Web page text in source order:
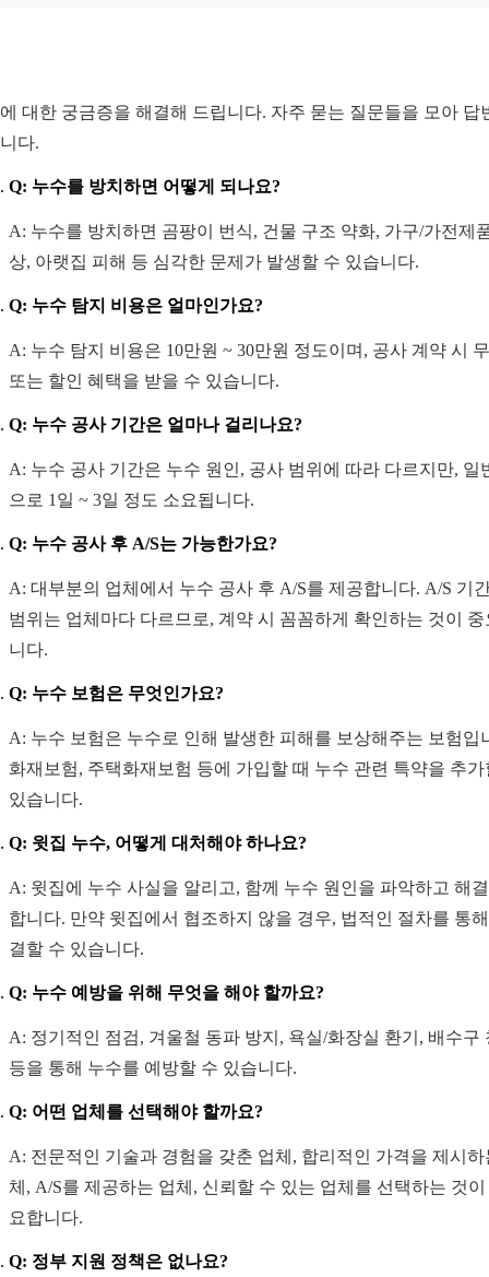
대한 궁금증을 해결해 드립니다. 자주 묻는 질문들을 모아 답
다.
Q: 누수를 방치하면 어떻게 되나요?
A: 누수를 방치하면 곰팡이 번식, 건물 구조 약화, 가구/가전제
상, 아랫집 피해 등 심각한 문제가 발생할 수 있습니다.
Q: 누수 탐지 비용은 얼마인가요?
A: 누수 탐지 비용은 10만원 ~ 30만원 정도이며, 공사 계약 시
또는 할인 혜택을 받을 수 있습니다.
Q: 누수 공사 기간은 얼마나 걸리나요?
A: 누수 공사 기간은 누수 원인, 공사 범위에 따라 다르지만, 일
으로 1일 ~ 3일 정도 소요됩니다.
Q: 누수 공사 후 A/S는 가능한가요?
A: 대부분의 업체에서 누수 공사 후 A/S를 제공합니다. A/S 기
범위는 업체마다 다르므로, 계약 시 꼼꼼하게 확인하는 것이 중
니다.
Q: 누수 보험은 무엇인가요?
A: 누수 보험은 누수로 인해 발생한 피해를 보상해주는 보험입
화재보험, 주택화재보험 등에 가입할 때 누수 관련 특약을 추가
있습니다.
Q: 윗집 누수, 어떻게 대처해야 하나요?
A: 윗집에 누수 사실을 알리고, 함께 누수 원인을 파악하고 해
합니다. 만약 윗집에서 협조하지 않을 경우, 법적인 절차를 통
결할 수 있습니다.
Q: 누수 예방을 위해 무엇을 해야 할까요?
A: 정기적인 점검, 겨울철 동파 방지, 욕실/화장실 환기, 배수구
등을 통해 누수를 예방할 수 있습니다.
Q: 어떤 업체를 선택해야 할까요?
A: 전문적인 기술과 경험을 갖춘 업체, 합리적인 가격을 제시하
체, A/S를 제공하는 업체, 신뢰할 수 있는 업체를 선택하는 것이
요합니다.
Q: 정부 지원 정책은 없나요?